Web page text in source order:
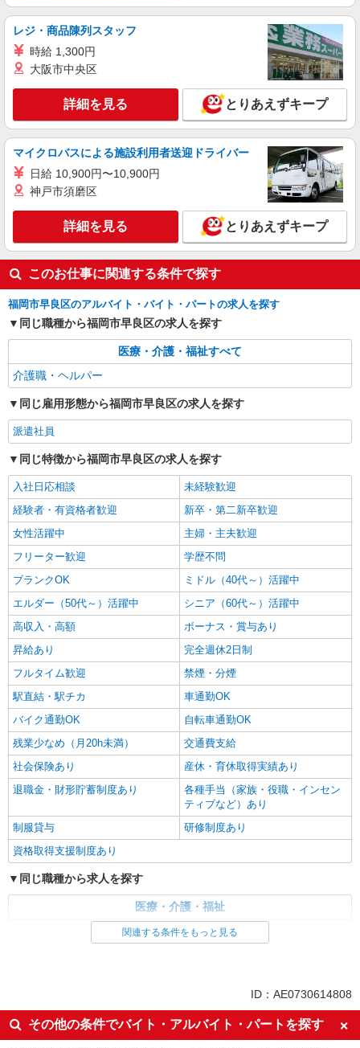
株式会社kotrio /●FK-H-2068336
≪福岡市早良区≫介護の現場で心を燃や
時給1450円〜2062円 ＜日払い有/週払い有/交
福岡市早良区西新
キープ 詳細を見る
派遣社員
株式会社kotrio /●FK-H-2012208
西新駅｜未経験でも大丈夫◎研修が手厚い有料
住宅の介護♪
時給1450円〜2062円 ＜日払い有/週払い有/交
通費全支給(ガソリン代含む)＞
福岡市早良区西新
キープ 詳細を見る
株式会社kotrio /●FK-H-2028564
合うデイサービス
詳細を見る
レジ・商品陳列スタッフ
時給 1,300円
大阪市中央区
詳細を見る とりあえずキープ
マイクロバスによる施設利用者送迎ドライバー
日給 10,900円〜10,900円
神戸市須磨区
詳細を見る とりあえずキープ
このお仕事に関連する条件で探す
福岡市早良区のアルバイト・バイト・パートの求人を探す
同じ職種から福岡市早良区の求人を探す
医療・介護・福祉すべて
介護職・ヘルパー
同じ雇用形態から福岡市早良区の求人を探す
派遣社員
同じ特徴から福岡市早良区の求人を探す
入社日応相談
未経験歓迎
経験者・有資格者歓迎
新卒・第二新卒歓迎
女性活躍中
主婦・主夫歓迎
フリーター歓迎
学歴不問
ブランクOK
ミドル（40代～）活躍中
エルダー（50代～）活躍中
シニア（60代～）活躍中
高収入・高額
ボーナス・賞与あり
昇給あり
完全週休2日制
フルタイム歓迎
禁煙・分煙
駅直結・駅チカ
車通勤OK
バイク通勤OK
自転車通勤OK
残業少なめ（月20h未満）
交通費支給
社会保険あり
産休・育休取得実績あり
退職金・財形貯蓄制度あり
各種手当（家族・役職・インセン
ティブなど）あり
制服貸与
研修制度あり
資格取得支援制度あり
同じ職種から求人を探す
医療・介護・福祉
ボーナス・賞与あり
車通勤OK
交通費支給
社会保険あり
関連する条件をもっと見る
ID：AE0730614808
その他の条件でバイト・アルバイト・パートを探す